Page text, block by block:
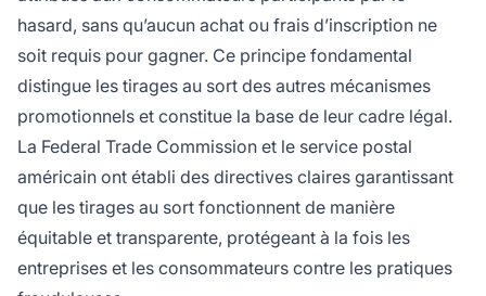
hasard, sans qu’aucun achat ou frais d’inscription ne
soit requis pour gagner. Ce principe fondamental
distingue les tirages au sort des autres mécanismes
promotionnels et constitue la base de leur cadre légal.
La Federal Trade Commission et le service postal
américain ont établi des directives claires garantissant
que les tirages au sort fonctionnent de manière
équitable et transparente, protégeant à la fois les
entreprises et les consommateurs contre les pratiques